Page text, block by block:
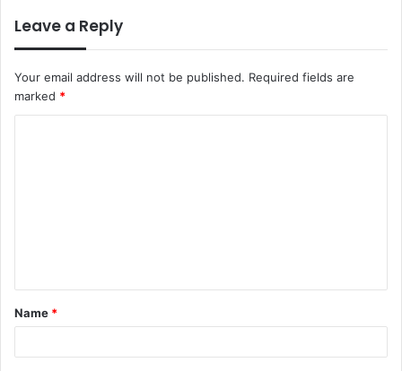
Leave a Reply
Your email address will not be published. Required fields are
marked *
t
*
Name *